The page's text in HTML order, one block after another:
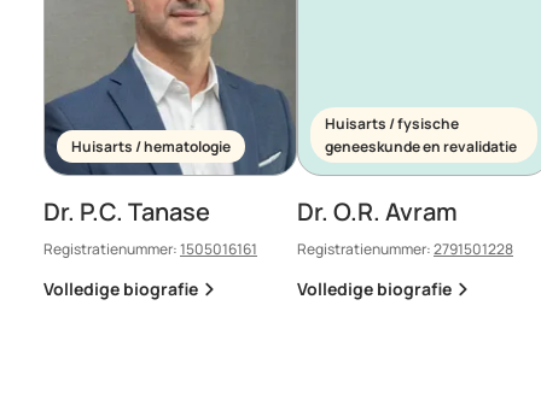
Huisarts / hematologie
Dr. P.C. Tanase
Registratienummer:1505016161
Volledige biografie
Huisarts / fysische
geneeskunde en revalidatie
Dr. O.R. Avram
Registratienummer:2791501228
Volledige biografie